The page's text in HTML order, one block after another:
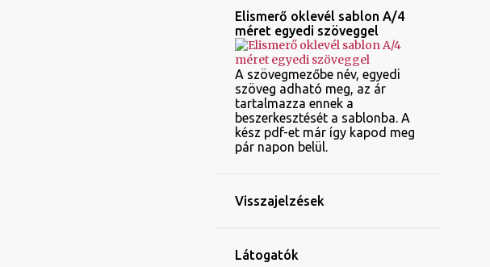
Elismerő oklevél sablon A/4
méret egyedi szöveggel
A szövegmezőbe név, egyedi
szöveg adható meg, az ár
tartalmazza ennek a
beszerkesztését a sablonba. A
kész pdf-et már így kapod meg
pár napon belül.
Visszajelzések
Látogatók